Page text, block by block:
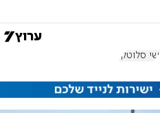
ישי סלוטקי